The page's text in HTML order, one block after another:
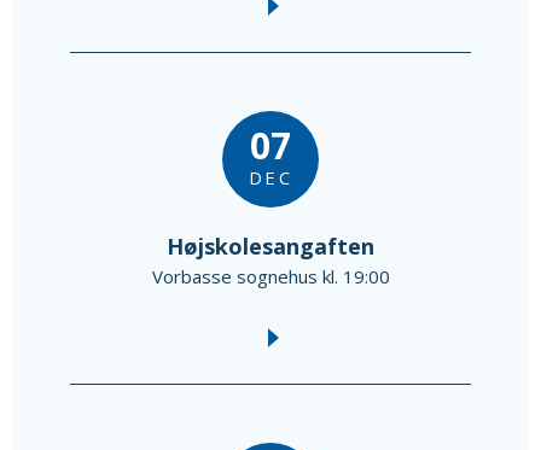
07
DEC
Højskolesangaften
Vorbasse sognehus kl. 19:00